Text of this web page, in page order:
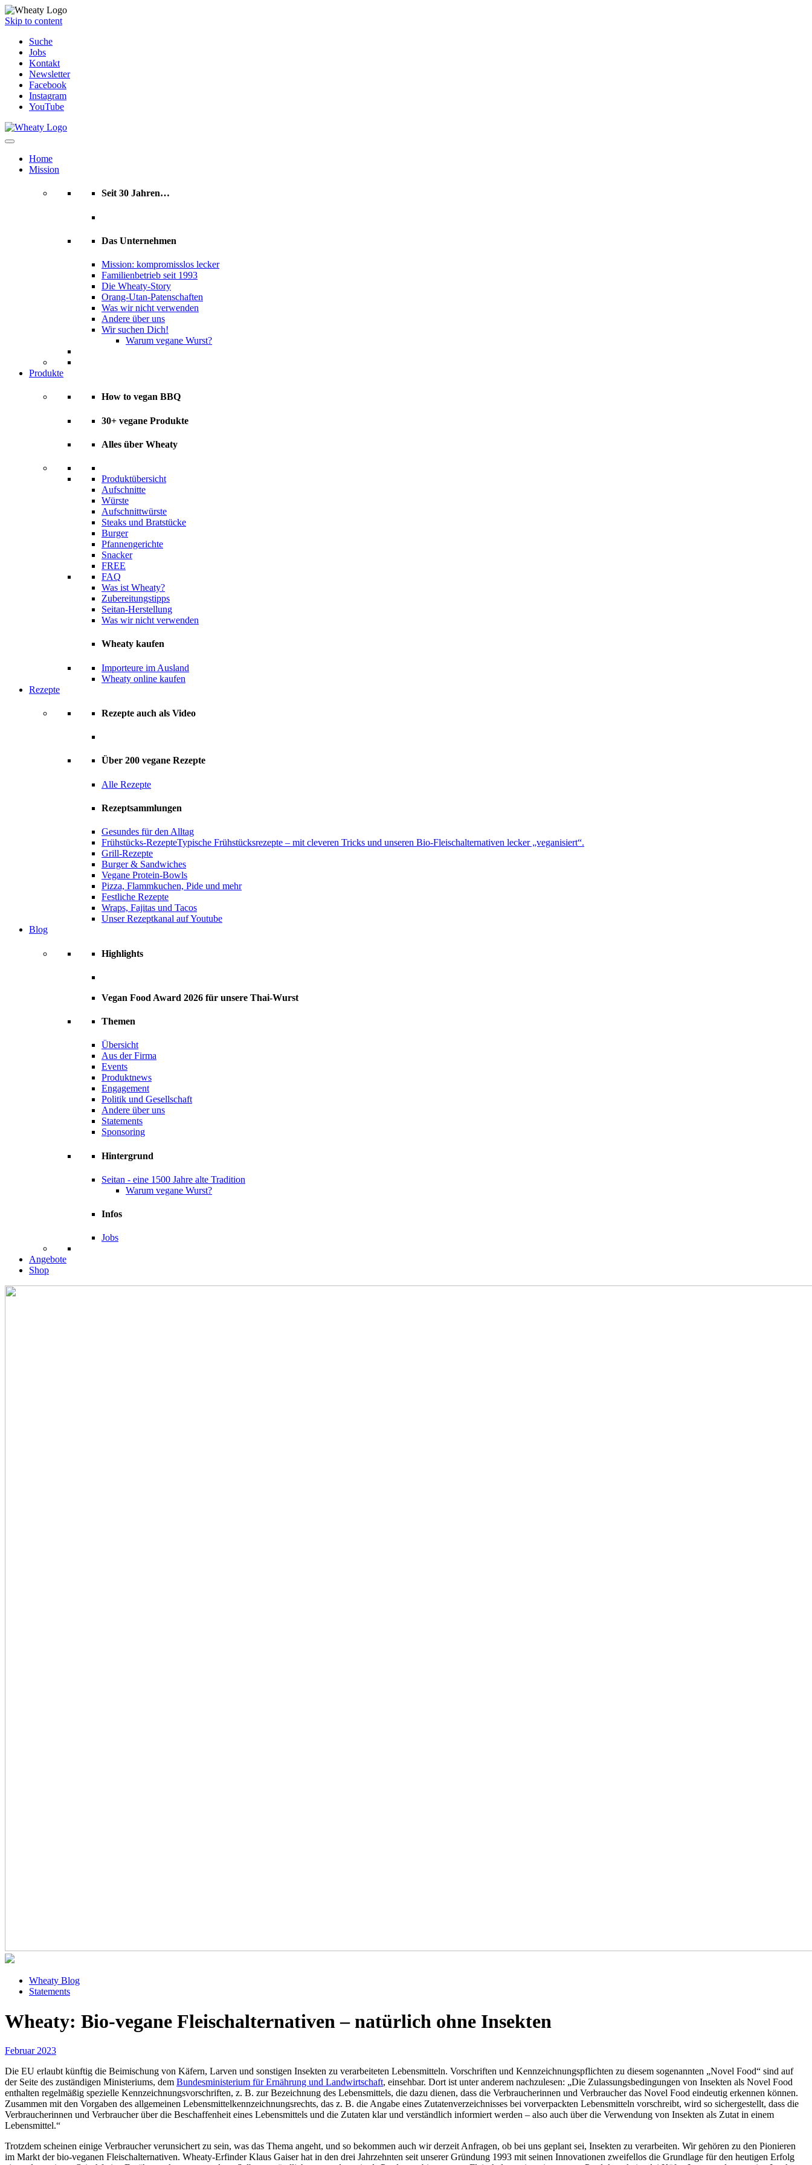
Skip to content
Suche
Jobs
Kontakt
Newsletter
Facebook
Instagram
YouTube
Home
Mission
Seit 30 Jahren…
Das Unternehmen
Mission: kompromisslos lecker
Familienbetrieb seit 1993
Die Wheaty-Story
Orang-Utan-Patenschaften
Was wir nicht verwenden
Andere über uns
Wir suchen Dich!
Warum vegane Wurst?
Produkte
How to vegan BBQ
30+ vegane Produkte
Alles über Wheaty
Produktübersicht
Aufschnitte
Würste
Aufschnittwürste
Steaks und Bratstücke
Burger
Pfannengerichte
Snacker
FREE
FAQ
Was ist Wheaty?
Zubereitungstipps
Seitan-Herstellung
Was wir nicht verwenden
Wheaty kaufen
Importeure im Ausland
Wheaty online kaufen
Rezepte
Rezepte auch als Video
Über 200 vegane Rezepte
Alle Rezepte
Rezeptsammlungen
Gesundes für den Alltag
Frühstücks-RezepteTypische Frühstücksrezepte – mit cleveren Tricks und unseren Bio-Fleischalternativen lecker „veganisiert“.
Grill-Rezepte
Burger & Sandwiches
Vegane Protein-Bowls
Pizza, Flammkuchen, Pide und mehr
Festliche Rezepte
Wraps, Fajitas und Tacos
Unser Rezeptkanal auf Youtube
Blog
Highlights
Vegan Food Award 2026 für unsere Thai-Wurst
Themen
Übersicht
Aus der Firma
Events
Produktnews
Engagement
Politik und Gesellschaft
Andere über uns
Statements
Sponsoring
Hintergrund
Seitan - eine 1500 Jahre alte Tradition
Warum vegane Wurst?
Infos
Jobs
Angebote
Shop
Wheaty Blog
Statements
Wheaty: Bio-vegane Fleischalternativen – natürlich ohne Insekten
Februar 2023
Die EU erlaubt künftig die Beimischung von Käfern, Larven und sonstigen Insekten zu verarbeiteten Lebensmitteln. Vorschriften und Kennzeichnungspflichten zu diesem sogenannten „Novel Food“ sind auf
der Seite des zuständigen Ministeriums, dem Bundesministerium für Ernährung und Landwirtschaft, einsehbar. Dort ist unter anderem nachzulesen: „Die Zulassungsbedingungen von Insekten als Novel Food
enthalten regelmäßig spezielle Kennzeichnungsvorschriften, z. B. zur Bezeichnung des Lebensmittels, die dazu dienen, dass die Verbraucherinnen und Verbraucher das Novel Food eindeutig erkennen können.
Zusammen mit den Vorgaben des allgemeinen Lebensmittelkennzeichnungsrechts, das z. B. die Angabe eines Zutatenverzeichnisses bei vorverpackten Lebensmitteln vorschreibt, wird so sichergestellt, dass die
Verbraucherinnen und Verbraucher über die Beschaffenheit eines Lebensmittels und die Zutaten klar und verständlich informiert werden – also auch über die Verwendung von Insekten als Zutat in einem
Lebensmittel.“
Trotzdem scheinen einige Verbraucher verunsichert zu sein, was das Thema angeht, und so bekommen auch wir derzeit Anfragen, ob bei uns geplant sei, Insekten zu verarbeiten. Wir gehören zu den Pionieren
im Markt der bio-veganen Fleischalternativen. Wheaty-Erfinder Klaus Gaiser hat in den drei Jahrzehnten seit unserer Gründung 1993 mit seinen Innovationen zweifellos die Grundlage für den heutigen Erfolg